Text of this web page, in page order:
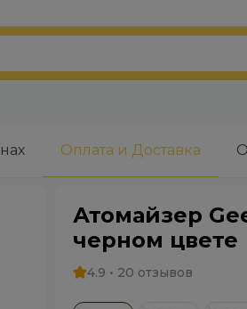
Оплата и Доставка
Атомайзер
черном цвете
4.9 • 20 отзывов